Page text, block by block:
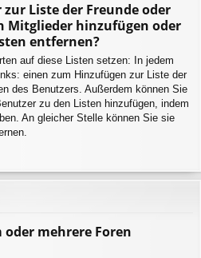
Liste der Freunde oder
Mitglieder hinzufügen oder
entfernen?
auf diese Listen setzen: In jedem
einen zum Hinzufügen zur Liste der
des Benutzers. Außerdem können Sie
zu den Listen hinzufügen, indem
An gleicher Stelle können Sie sie
mehrere Foren